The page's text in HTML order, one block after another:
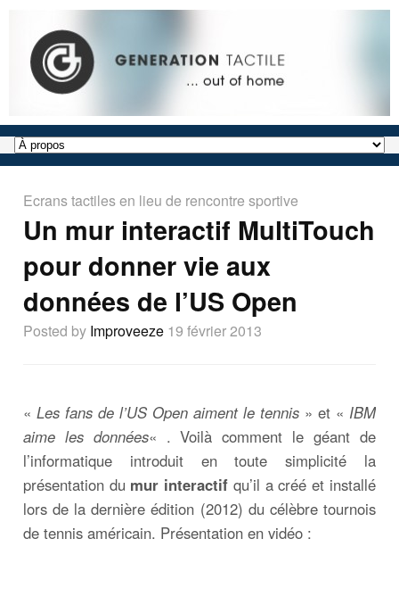
Ecrans tactiles en lieu de rencontre sportive
Un mur interactif MultiTouch
pour donner vie aux
données de l’US Open
Posted by Improveeze 19 février 2013
« Les fans de l’US Open aiment le tennis » et « IBM
aime les données« . Voilà comment le géant de
l’informatique introduit en toute simplicité la
présentation du mur interactif qu’il a créé et installé
lors de la dernière édition (2012) du célèbre tournois
de tennis américain. Présentation en vidéo :